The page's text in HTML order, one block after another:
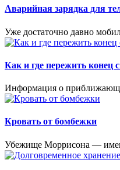
Аварийная зарядка для
Уже достаточно давно
Как и где пережить конец
Информация о
Кровать от бомбежки
Убежище Моррисона —